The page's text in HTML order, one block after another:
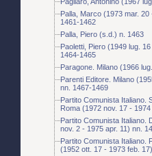
Palla, Marco (1973 mar. 20
1461-1462
Palla, Piero (s.d.) n. 1463
Paoletti, Piero (1949 lug.
1464-1465
Paragone. Milano (1966
Parenti Editore. Milano
nn. 1467-1469
Partito Comunista Italiano.
Roma (1972 nov. 17 -
Partito Comunista Italiano.
nov. 2 - 1975 apr. 11) nn.
Partito Comunista Italiano.
(1952 ott. 17 - 1973 feb.